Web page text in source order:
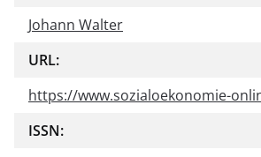
Johann Walter
URL:
https://www.sozialoekonomie-
ISSN: